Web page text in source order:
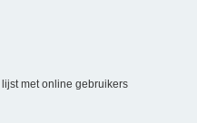
met online gebruikers